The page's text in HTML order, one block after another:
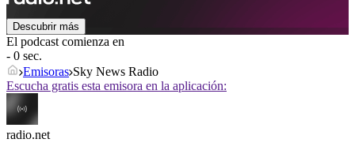
Descubrir más
El podcast comienza en
- 0 sec.
Emisoras Sky News Radio
Escucha gratis esta emisora en la aplicación:
radio.net